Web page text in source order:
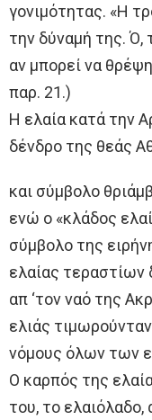
γονιμότητας. «Η
την δύναμή της. Ό,
αν μπορεί να
παρ. 21.)
Η ελαία κατά την
δένδρο της θεάς
και σύμβολο
ενώ ο «κλάδος
σύμβολο της
ελαίας
απ ‘τον ναό της
ελιάς
νόμους όλων των
Ο καρπός της
του, το ελαιόλαδο,